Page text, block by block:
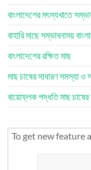
বাংলাদেশের মৎস্যখাতে
বাহারি মাছে সম্ভাবনাময়
বাংলাদেশের রক্ষিত মাছ
মাছ চাষের সাধারণ সমস্যা
বায়োফ্লক পদ্ধতি মাছ
To get new feature